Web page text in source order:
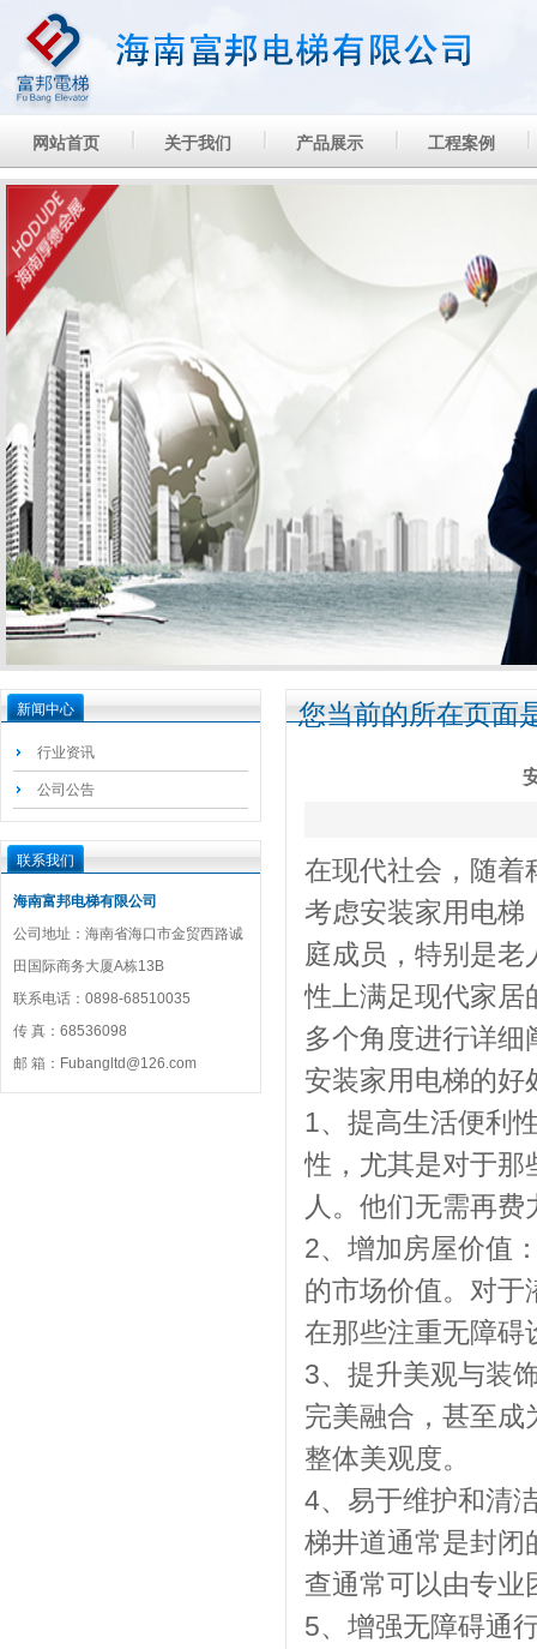
网站首页 关于我们 产品展示 工程案例
新闻中心
行业资讯
公司公告
联系我们
海南富邦电梯有限公司
公司地址：海南省海口市金贸西路诚
田国际商务大厦A栋13B
联系电话：0898-68510035
传 真：68536098
邮 箱：Fubangltd@126.com
您当前的所在页面
在现代社会，随着
考虑安装家用电梯
庭成员，特别是
性上满足现代家居
多个角度进行详
安装家用电梯的好
1、提高生活便利
性，尤其是对于那
人。他们无需再
2、增加房屋价值
的市场价值。对于
在那些注重无障碍
3、提升美观与装
完美融合，甚至成
整体美观度。
4、易于维护和清
梯井道通常是封闭
查通常可以由专业
5、增强无障碍通